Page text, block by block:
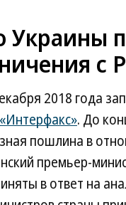
Украины
с
2018 года
«Интерфакс». До
пошлина в
премьер-
в ответ на